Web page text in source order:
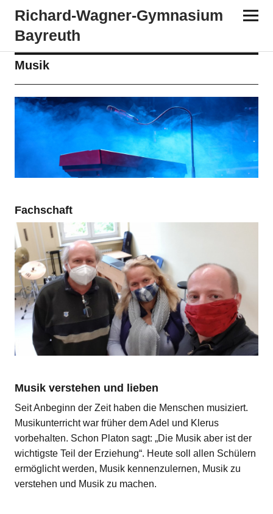
Richard-​​Wagner-​​Gymnasium
Bayreuth
Musik
Fachschaft
Musik verstehen und lieben
Seit Anbeginn der Zeit haben die Menschen musiziert.
Musikunterricht war früher dem Adel und Klerus
vorbehalten. Schon Platon sagt: „Die Musik aber ist der
wichtigste Teil der Erziehung“. Heute soll allen Schülern
ermöglicht werden, Musik kennenzulernen, Musik zu
verstehen und Musik zu machen.